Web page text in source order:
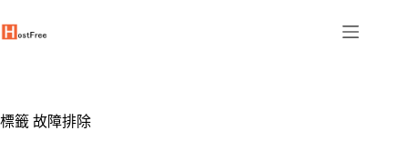
至
容
標籤 故障排除